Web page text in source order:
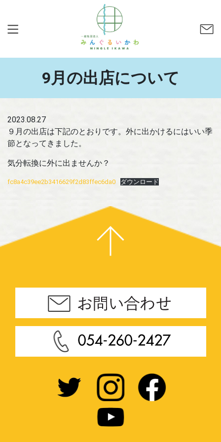
9月の出店について
2023.08.27
９月の出店は下記のとおりです。外に出かけるにはいい季
節となってきました。
気分転換に外に出ませんか？
fc8a4c39ee2b3416629f2d83ffec6da0 ダウンロード